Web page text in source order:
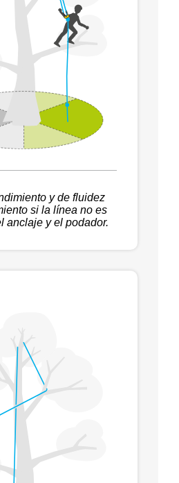
y de fluidez
si la línea no es
anclaje y el podador.